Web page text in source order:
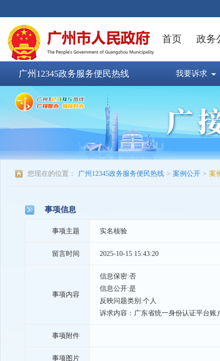
广州12345政务服务便民热线 我要诉求
您现在的位置： 广州12345政务服务便民热线 > 案例公开 > 案
事项信息
事项主题 实名核验
留言时间 2025-10-15 15:43:20
事项内容
信息保密:否
信息公开:是
反映问题类别:个人
诉求内容：广东省统一身份认证平台
事项附件
事项图片